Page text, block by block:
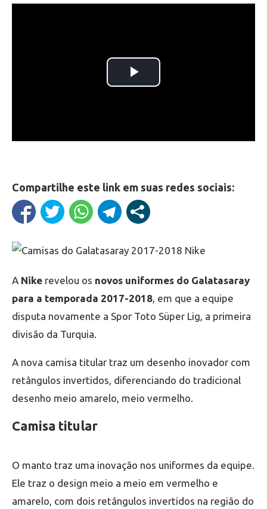
Compartilhe este link em suas redes sociais:
A Nike revelou os novos uniformes do Galatasaray
para a temporada 2017-2018 , em que a equipe
disputa novamente a Spor Toto Süper Lig, a primeira
divisão da Turquia.
A nova camisa titular traz um desenho inovador com
retângulos invertidos, diferenciando do tradicional
desenho meio amarelo, meio vermelho.
Camisa titular
O manto traz uma inovação nos uniformes da equipe.
Ele traz o design meio a meio em vermelho e
amarelo, com dois retângulos invertidos na região do